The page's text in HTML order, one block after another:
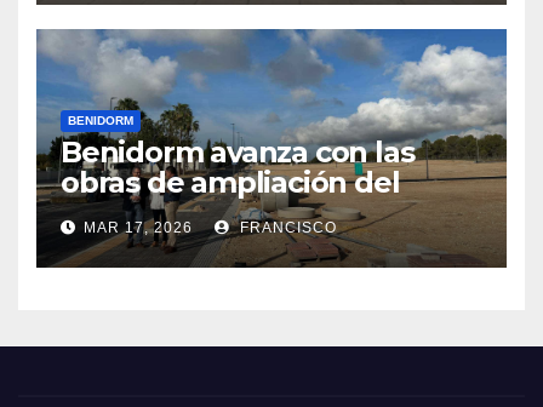
BENIDORM
Benidorm avanza con las
obras de ampliación del
cementerio de Sant Jaume y
está a punto de iniciar la
construcción de una isleta
MAR 17, 2026 FRANCISCO